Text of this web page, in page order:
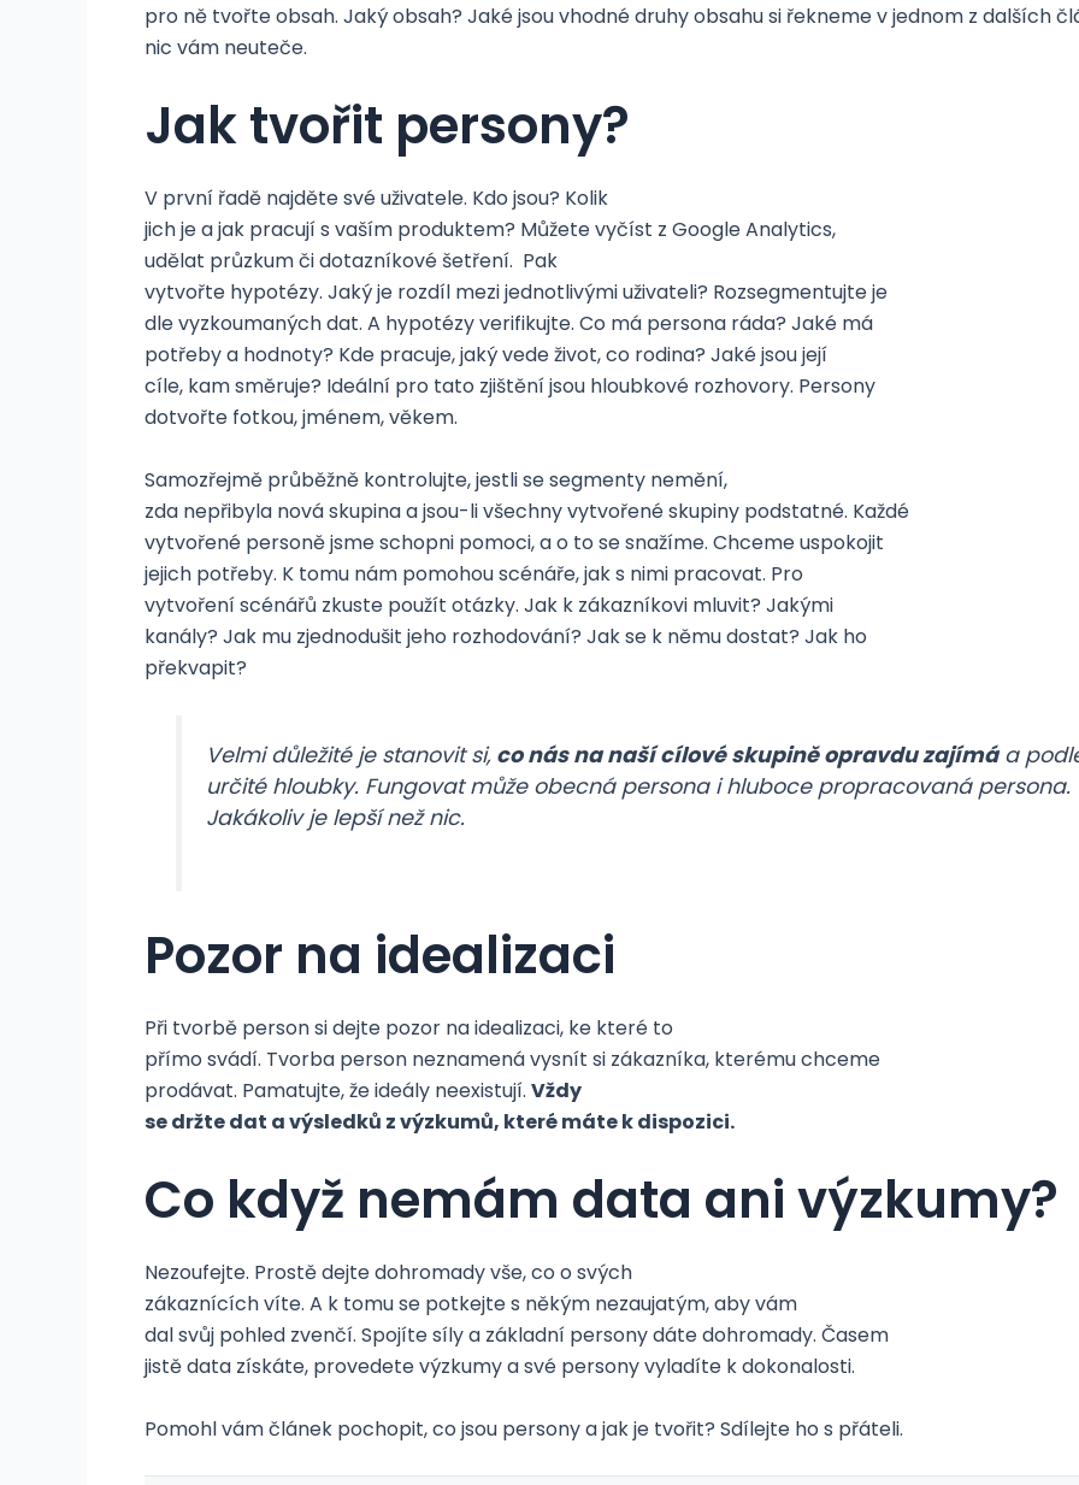
pro ně tvořte obsah. Jaký obsah? Jaké jsou vhodné druhy obsahu si řekneme v jednom z dalších
nic vám neuteče.
Jak tvořit persony?
V první řadě najděte své uživatele. Kdo jsou? Kolik
jich je a jak pracují s vaším produktem? Můžete vyčíst z Google Analytics,
udělat průzkum či dotazníkové šetření. Pak
vytvořte hypotézy. Jaký je rozdíl mezi jednotlivými uživateli? Rozsegmentujte je
dle vyzkoumaných dat. A hypotézy verifikujte. Co má persona ráda? Jaké má
potřeby a hodnoty? Kde pracuje, jaký vede život, co rodina? Jaké jsou její
cíle, kam směruje? Ideální pro tato zjištění jsou hloubkové rozhovory. Persony
dotvořte fotkou, jménem, věkem.
Samozřejmě průběžně kontrolujte, jestli se segmenty nemění,
zda nepřibyla nová skupina a jsou-li všechny vytvořené skupiny podstatné. Každé
vytvořené personě jsme schopni pomoci, a o to se snažíme. Chceme uspokojit
jejich potřeby. K tomu nám pomohou scénáře, jak s nimi pracovat. Pro
vytvoření scénářů zkuste použít otázky. Jak k zákazníkovi mluvit? Jakými
kanály? Jak mu zjednodušit jeho rozhodování? Jak se k němu dostat? Jak ho
překvapit?
Velmi důležité je stanovit si, co nás na naší cílové skupině opravdu zajímáa
určité hloubky. Fungovat může obecná persona i hluboce propracovaná persona.
Jakákoliv je lepší než nic.
Pozor na idealizaci
Při tvorbě person si dejte pozor na idealizaci, ke které to
přímo svádí. Tvorba person neznamená vysnít si zákazníka, kterému chceme
prodávat. Pamatujte, že ideály neexistují. Vždy
se držte dat a výsledků z výzkumů, které máte k dispozici.
Co když nemám data ani výzkumy?
Nezoufejte. Prostě dejte dohromady vše, co o svých
zákaznících víte. A k tomu se potkejte s někým nezaujatým, aby vám
dal svůj pohled zvenčí. Spojíte síly a základní persony dáte dohromady. Časem
jistě data získáte, provedete výzkumy a své persony vyladíte k dokonalosti.
Pomohl vám článek pochopit, co jsou persony a jak je tvořit? Sdílejte ho s přáteli.